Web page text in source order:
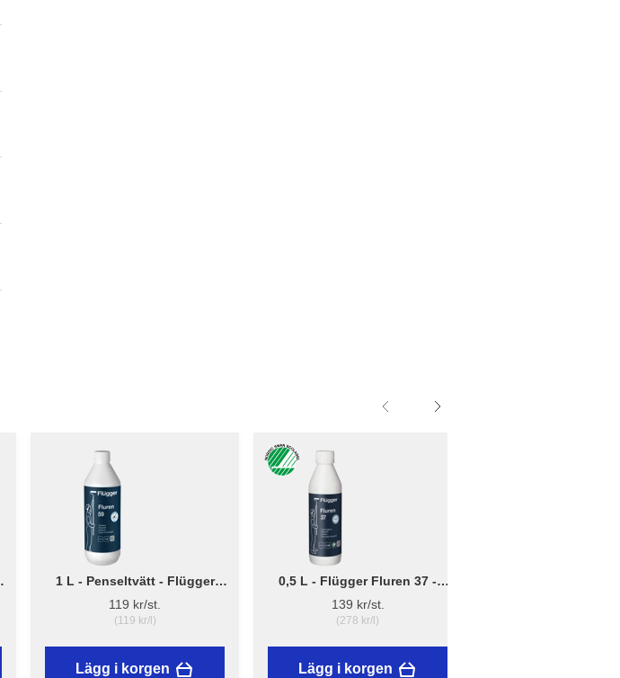
1 L - Penseltvätt - Flügger
Fluren 59
119 kr/st.
(119 kr/l)
Lägg i korgen
0,5 L - Flügger Fluren 37 -
Grundrengöring
139 kr/st.
(278 kr/l)
Lägg i korgen